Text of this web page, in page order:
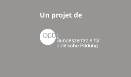
Un projet de
